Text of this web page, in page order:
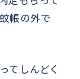
帳の外で
てしんどく